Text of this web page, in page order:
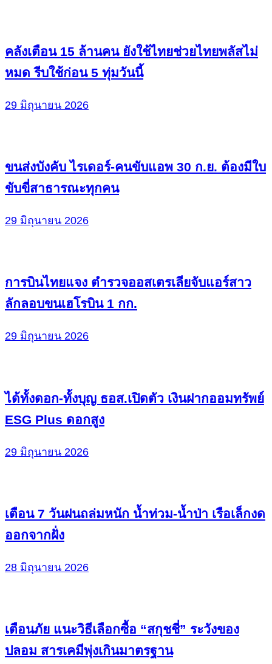
คลังเตือน 15 ล้านคน ยังใช้ไทยช่วยไทยพลัสไม่
หมด รีบใช้ก่อน 5 ทุ่มวันนี้
29 มิถุนายน 2026
ขนส่งบังคับ ไรเดอร์-คนขับแอพ 30 ก.ย. ต้องมีใบ
ขับขี่สาธารณะทุกคน
29 มิถุนายน 2026
การบินไทยแจง ตำรวจออสเตรเลียจับแอร์สาว
ลักลอบขนเฮโรบิน 1 กก.
29 มิถุนายน 2026
ได้ทั้งดอก-ทั้งบุญ ธอส.เปิดตัว เงินฝากออมทรัพย์
ESG Plus ดอกสูง
29 มิถุนายน 2026
เตือน 7 วันฝนถล่มหนัก น้ำท่วม-น้ำป่า เรือเล็กงด
ออกจากฝั่ง
28 มิถุนายน 2026
เตือนภัย แนะวิธีเลือกซื้อ “สกุชชี่” ระวังของ
ปลอม สารเคมีพุ่งเกินมาตรฐาน